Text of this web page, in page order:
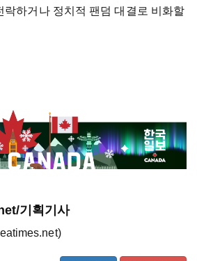
락하거나 정치적 팬덤 대결로 비화할
기획기사